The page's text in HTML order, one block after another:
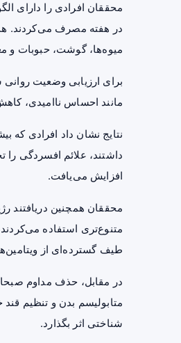
محققان افرادی را دارای
در هفته مصرف می‌کردند.
میوه‌ها، گوشت، حبوبات و
برای ارزیابی وضعیت
مانند احساس ناامیدی،
داشتند، علائم افسردگی را
افزایش می‌یافت.
محققان همچنین دریافتند
متنوع‌تری استفاده
طیف گسترده‌ای از
در مقابل، حذف مداوم
متابولیسم بدن و تنظیم
شناختی اثر بگذارد.